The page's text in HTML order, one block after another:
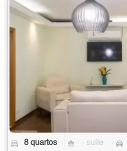
8 quartos - suíte